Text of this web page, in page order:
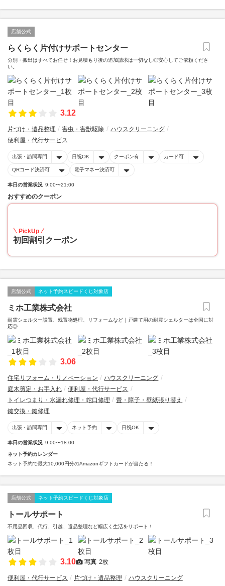
店舗公式
らくらく片付けサポートセンター
分別・搬出はすべてお任せ！お見積もり後の追加請求は一切なし◎安心してご依頼くださ
い。
3.12
片づけ・遺品整理 害虫・害獣駆除
ハウスクリーニング
便利屋・代行サービス
出張・訪問専門 日祝OK クーポン有 カード可
QRコード決済可 電子マネー決済可
本日の営業状況 9:00〜21:00
おすすめのクーポン
PickUp
初回割引クーポン
店舗公式 ネット予約スピードくじ対象店
ミホ工業株式会社
耐震シェルター設置、残置物処理、リフォームなど｜戸建て用の耐震シェルターは全国に対
応◎
3.06
住宅リフォーム・リノベーション
ハウスクリーニング
庭木剪定・お手入れ
便利屋・代行サービス
トイレつまり・水漏れ修理・蛇口修理
畳・障子・壁紙張り替え
鍵交換・鍵修理
出張・訪問専門 ネット予約 日祝OK
本日の営業状況 9:00〜18:00
ネット予約カレンダー
ネット予約で最大10,000円分のAmazonギフトカードが当たる！
店舗公式 ネット予約スピードくじ対象店
トールサポート
不用品回収、代行、引越、遺品整理など幅広く生活をサポート！
3.10 写真 2枚
便利屋・代行サービス 片づけ・遺品整理 ハウスクリーニング